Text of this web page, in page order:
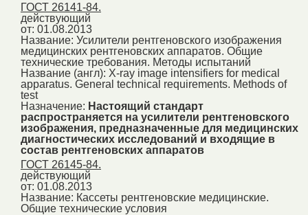
ГОСТ 26141-84.
действующий
от: 01.08.2013
Название: Усилители рентгеновского изображения
медицинских рентгеновских аппаратов. Общие
технические требования. Методы испытаний
Название (англ): X-ray image intensifiers for medical
apparatus. General technical requirements. Methods of
test
Назначение: Настоящий стандарт
распространяется на усилители рентгеновского
изображения, предназначенные для медицинских
диагностических исследований и входящие в
состав рентгеновских аппаратов
ГОСТ 26145-84.
действующий
от: 01.08.2013
Название: Кассеты рентгеновские медицинские.
Общие технические условия